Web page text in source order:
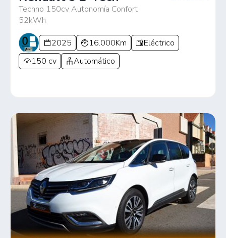
Techno 150cv Autonomía Confort
52kWh
2025 16.000Km
Eléctrico
150 cv
Automático